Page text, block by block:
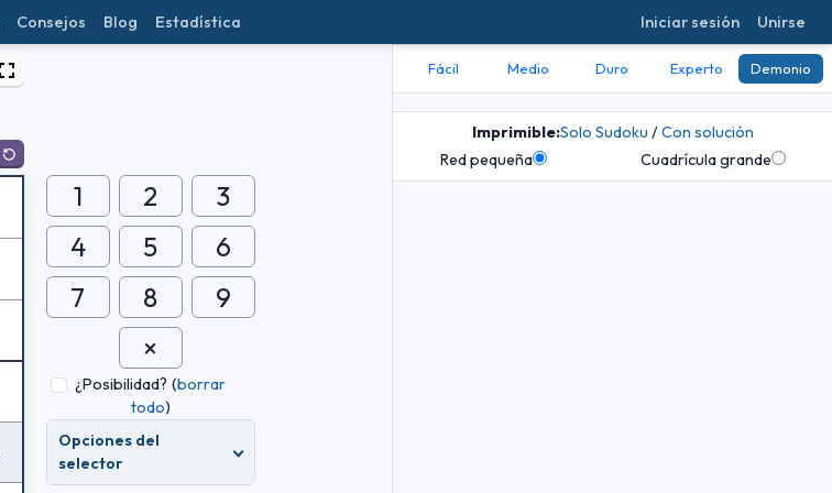
Consejos Blog Estadística Iniciar sesión Unirse
1 2
3
4
5
6
7
8 9
¿Posibilidad? (borrar
todo)
Opciones del
selector
Fácil Medio Duro Experto Demonio
Imprimible:Solo Sudoku /Con solución
Red pequeña
Cuadrícula grande